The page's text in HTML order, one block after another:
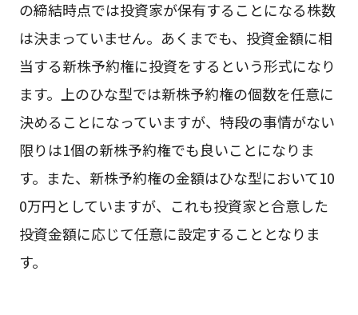
の締結時点では投資家が保有することになる株数
は決まっていません。あくまでも、投資金額に相
当する新株予約権に投資をするという形式になり
ます。上のひな型では新株予約権の個数を任意に
決めることになっていますが、特段の事情がない
限りは1個の新株予約権でも良いことになりま
す。また、新株予約権の金額はひな型において10
0万円としていますが、これも投資家と合意した
投資金額に応じて任意に設定することとなりま
す。